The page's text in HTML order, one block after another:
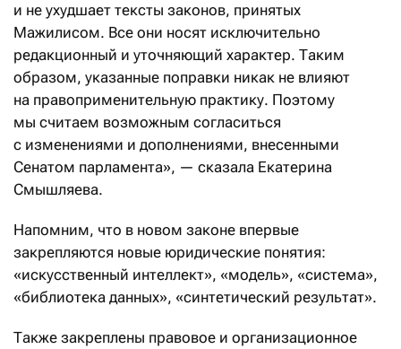
и не ухудшает тексты законов, принятых
Мажилисом. Все они носят исключительно
редакционный и уточняющий характер. Таким
образом, указанные поправки никак не влияют
на правоприменительную практику. Поэтому
мы считаем возможным согласиться
с изменениями и дополнениями, внесенными
Сенатом парламента», — сказала Екатерина
Смышляева.
Напомним, что в новом законе впервые
закрепляются новые юридические понятия:
«искусственный интеллект», «модель», «система»,
«библиотека данных», «синтетический результат».
Также закреплены правовое и организационное